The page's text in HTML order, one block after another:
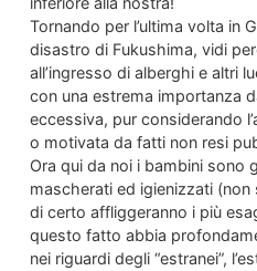
Tornando per l’ultima volta in
disastro di Fukushima, vidi
all’ingresso di alberghi e altri
con una estrema importanza
eccessiva, pur considerando
o motivata da fatti non resi
Ora qui da noi i bambini sono
mascherati ed igienizzati
di certo affliggeranno i più
questo fatto abbia
nei riguardi degli “estranei”,